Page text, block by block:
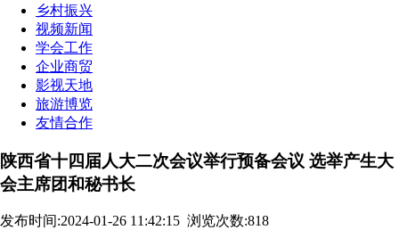
乡村振兴
视频新闻
学会工作
企业商贸
影视天地
旅游博览
友情合作
陕西省十四届人大二次会议举行预备会议 选举产生大
会主席团和秘书长
发布时间:2024-01-26 11:42:15 浏览次数:818